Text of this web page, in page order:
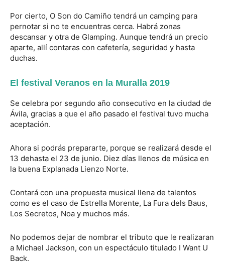
Por cierto, O Son do Camiño tendrá un camping para
pernotar si no te encuentras cerca. Habrá zonas
descansar y otra de Glamping. Aunque tendrá un precio
aparte, allí contaras con cafetería, seguridad y hasta
duchas.
El festival Veranos en la Muralla 2019
Se celebra por segundo año consecutivo en la ciudad de
Ávila, gracias a que el año pasado el festival tuvo mucha
aceptación.
Ahora si podrás prepararte, porque se realizará desde el
13 dehasta el 23 de junio. Diez días llenos de música en
la buena Explanada Lienzo Norte.
Contará con una propuesta musical llena de talentos
como es el caso de Estrella Morente, La Fura dels Baus,
Los Secretos, Noa y muchos más.
No podemos dejar de nombrar el tributo que le realizaran
a Michael Jackson, con un espectáculo titulado I Want U
Back.